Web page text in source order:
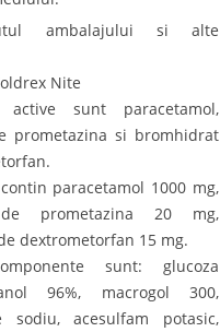
ambalajului si alte
Nite
active sunt paracetamol,
prometazina si bromhidrat
paracetamol 1000 mg,
prometazina 20 mg,
dextrometorfan 15 mg.
sunt: glucoza
96%, macrogol 300,
sodiu, acesulfam potasic,